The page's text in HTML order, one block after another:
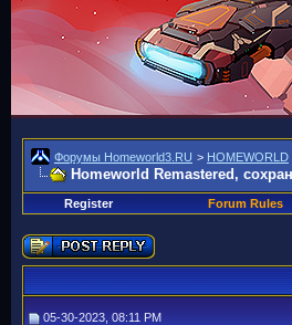
Форумы Homeworld3.RU > HOMEWORLD
Homeworld Remastered,
Register Forum Rules
05-30-2023, 08:11 PM